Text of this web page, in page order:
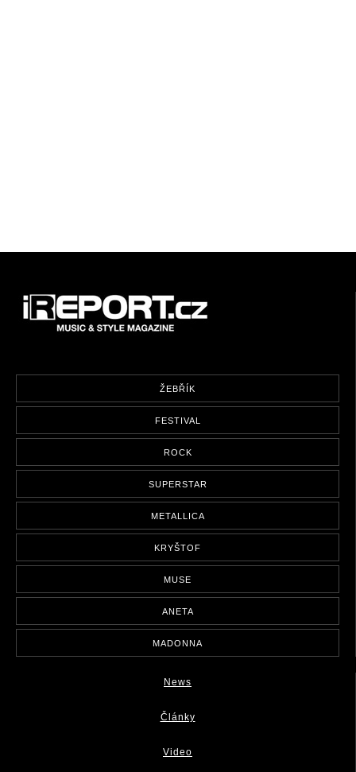
ŽEBŘÍK
FESTIVAL
ROCK
SUPERSTAR
METALLICA
KRYŠTOF
MUSE
ANETA
MADONNA
News
Články
Video